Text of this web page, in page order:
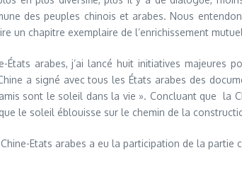
des peuples chinois et arabes. Nous
un chapitre exemplaire de l’enrichissement
États arabes, j’ai lancé huit initiatives
a signé avec tous les États arabes des
sont le soleil dans la vie ». Concluant que la
le soleil éblouisse sur le chemin de la
Etats arabes a eu la participation de la